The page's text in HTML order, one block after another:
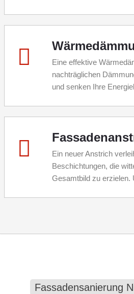
Eine effektive
nachträglichen
und senken Ihre
Ein neuer Anstrich
Beschichtungen, die
Gesamtbild zu erzielen.
Fassadensanierung